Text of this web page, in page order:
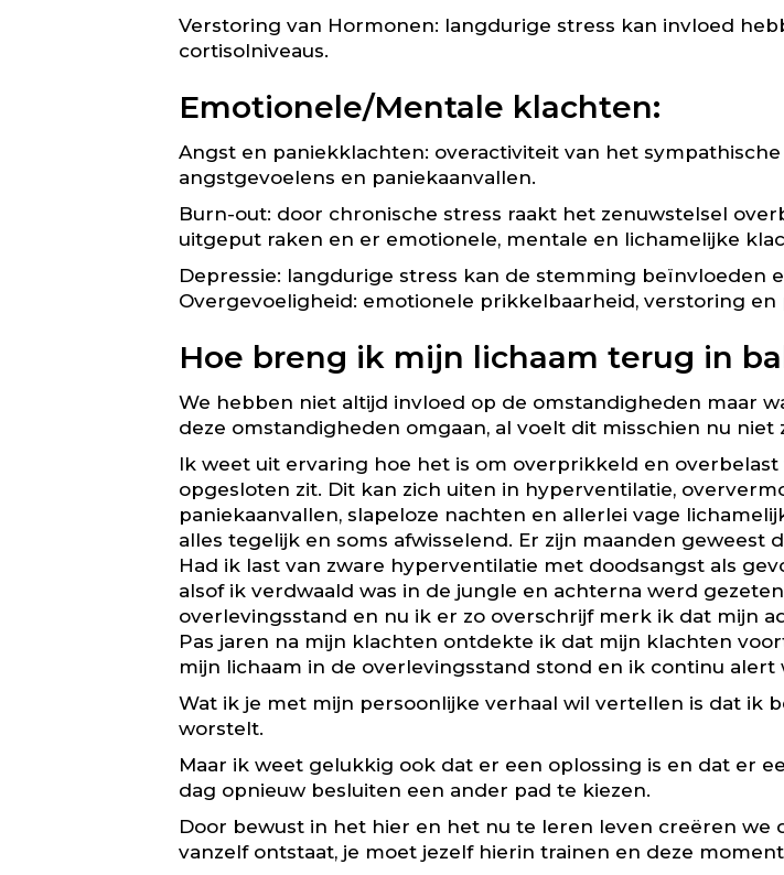
Verstoring van Hormonen: langdurige stress kan invloed
cortisolniveaus.
Emotionele/Mentale klachten:
Angst en paniekklachten: overactiviteit van het
angstgevoelens en paniekaanvallen.
Burn-out: door chronische stress raakt het zenuwstelsel
uitgeput raken en er emotionele, mentale en lichamelijke
Depressie: langdurige stress kan de stemming beïnvloeden
Overgevoeligheid: emotionele prikkelbaarheid, verstoring
Hoe breng ik mijn lichaam terug in
We hebben niet altijd invloed op de omstandigheden maar
deze omstandigheden omgaan, al voelt dit misschien nu niet
Ik weet uit ervaring hoe het is om overprikkeld en
opgesloten zit. Dit kan zich uiten in hyperventilatie,
paniekaanvallen, slapeloze nachten en allerlei vage
alles tegelijk en soms afwisselend. Er zijn maanden geweest
Had ik last van zware hyperventilatie met doodsangst als
alsof ik verdwaald was in de jungle en achterna werd
overlevingsstand en nu ik er zo overschrijf merk ik dat mijn
Pas jaren na mijn klachten ontdekte ik dat mijn klachten
mijn lichaam in de overlevingsstand stond en ik continu alert
Wat ik je met mijn persoonlijke verhaal wil vertellen is dat ik
worstelt.
Maar ik weet gelukkig ook dat er een oplossing is en dat er
dag opnieuw besluiten een ander pad te kiezen.
Door bewust in het hier en het nu te leren leven creëren we
vanzelf ontstaat, je moet jezelf hierin trainen en deze